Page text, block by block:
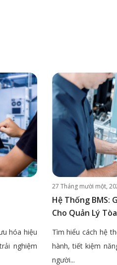
hóa hiệu
nghiệm
27 Tháng mười một,
Hệ Thống BMS:
Cho Quản Lý
Tìm hiểu cách hệ
hành, tiết kiệm
người...